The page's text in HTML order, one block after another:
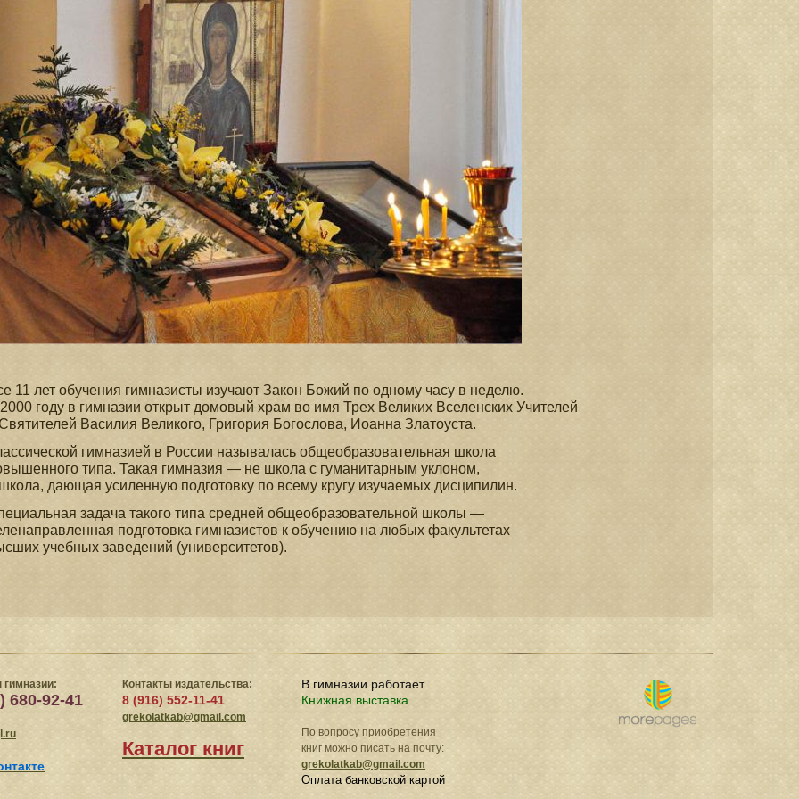
11 лет обучения гимназисты изучают Закон Божий по одному часу в неделю.
году в гимназии открыт домовый храм во имя Трех Великих Вселенских Учителей
Василия Великого, Григория Богослова, Иоанна Златоуста.
гимназией в России называлась общеобразовательная школа
типа. Такая гимназия — не школа с гуманитарным уклоном,
дающая усиленную подготовку по всему кругу изучаемых дисципилин.
задача такого типа средней общеобразовательной школы —
подготовка гимназистов к обучению на любых факультетах
учебных заведений (университетов).
680-92-41
Контакты издательства:
8 (916) 552-11-41
grekolatkab@gmail.com
Каталог книг
В гимназии работает
Книжная выставка.
По вопросу приобретения
книг можно писать на почту:
grekolatkab@gmail.com
Оплата банковской картой